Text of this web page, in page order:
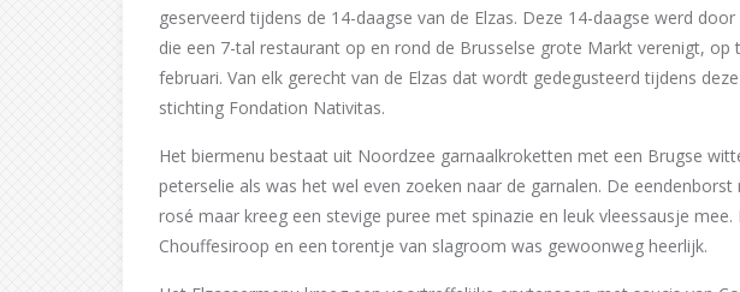
geserveerd tijdens de 14-daagse van de Elzas. Deze 14-daagse werd
die een 7-tal restaurant op en rond de Brusselse grote Markt verenigt,
februari. Van elk gerecht van de Elzas dat wordt gedegusteerd tijdens
stichting Fondation Nativitas.
Het biermenu bestaat uit Noordzee garnaalkroketten met een Brugse
peterselie als was het wel even zoeken naar de garnalen. De
rosé maar kreeg een stevige puree met spinazie en leuk vleessausje
Chouffesiroop en een torentje van slagroom was gewoonweg heerlijk.